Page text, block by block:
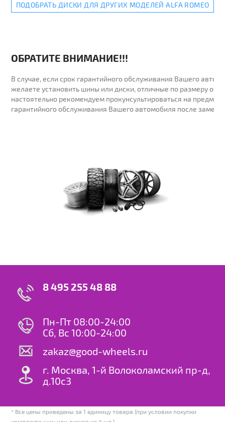
ПОДОБРАТЬ ДИСКИ ДЛЯ ДРУГИХ МОДЕЛЕЙ ALFA ROMEO
ОБРАТИТЕ ВНИМАНИЕ!!!
В случае, если срок гарантийного обслуживания Вашего
желаете установить шины или диски, отличные по размеру от
настоятельно рекомендуем прокунсультироваться на предмет
гарантийного обслуживания Вашего автомобиля после
8 495 255 48 88
Пн-Пт 08:00-24:00
Сб, Вс 10:00-24:00
zakaz@good-wheels.ru
г. Москва, 1-й Волоколамский пр-д,
д.10с3
* Все цены приведены за 1 единицу товара (при условии покупки